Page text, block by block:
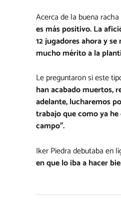
Acerca de la buena
es más positivo. La
12 jugadores ahora y
mucho mérito a la
Le preguntaron si este
han acabado muertos,
adelante, lucharemos
trabajo que como ya
campo”.
Iker Piedra debutaba en
en que lo iba a hacer